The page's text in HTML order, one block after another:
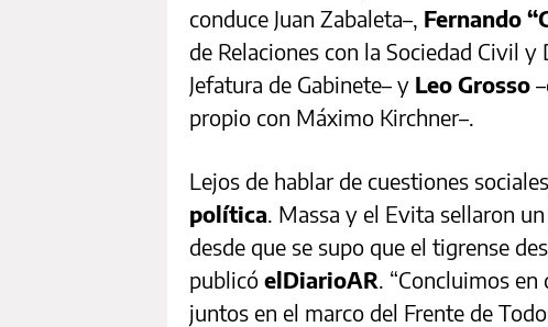
conduce Juan Zabaleta–, Fernando
de Relaciones con la Sociedad Civil
Jefatura de Gabinete– y Leo Grosso
propio con Máximo Kirchner–.
Lejos de hablar de cuestiones
política. Massa y el Evita sellaron
desde que se supo que el tigrense
publicó elDiarioAR. “Concluimos
juntos en el marco del Frente de